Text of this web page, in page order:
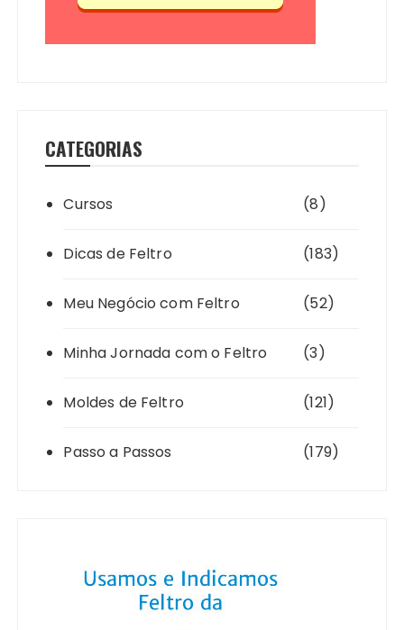
CATEGORIAS
Cursos (8)
Dicas de Feltro (183)
Meu Negócio com Feltro (52)
Minha Jornada com o Feltro (3)
Moldes de Feltro (121)
Passo a Passos (179)